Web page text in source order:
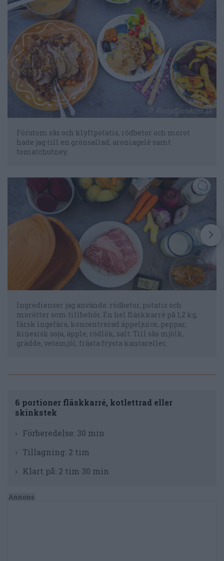
Förutom sås och klyftpotatis, rödbetor och morot
hade jag till en grönsallad, aroniagelé samt
tomatchutney.
Ingredienser jag använde: rödbetor, potatis och
morötter som tillbehör. En hel fläskkarré på 1,2 kg,
färsk ingefära, koncentrerad äppeljuice, peppar,
kinesisk soja, äpple, rödlök, salt. Till sås mjölk,
grädde, vetemjöl, frästa frysta kantareller,
6 portioner fläskkarré, kotlettrad eller
skinkstek
Förberedelse: 30 min
Tillagning: 2 tim
Klart på: 2 tim 30 min